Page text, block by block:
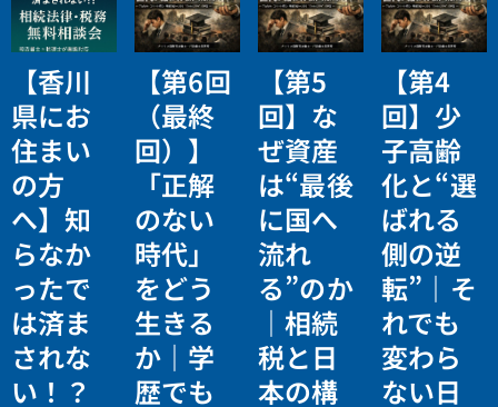
【香川
県にお
住まい
の方
へ】知
らなか
ったで
は済ま
されな
い！？
【第6回
（最終
回）】
「正解
のない
時代」
をどう
生きる
か｜学
歴でも
【第5
回】な
ぜ資産
は“最後
に国へ
流れ
る”のか
｜相続
税と日
本の構
【第4
回】少
子高齢
化と“選
ばれる
側の逆
転”｜そ
れでも
変わら
ない日